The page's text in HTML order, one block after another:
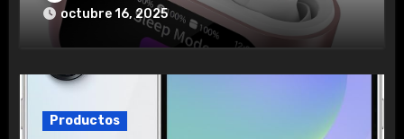
octubre 16, 2025
Productos